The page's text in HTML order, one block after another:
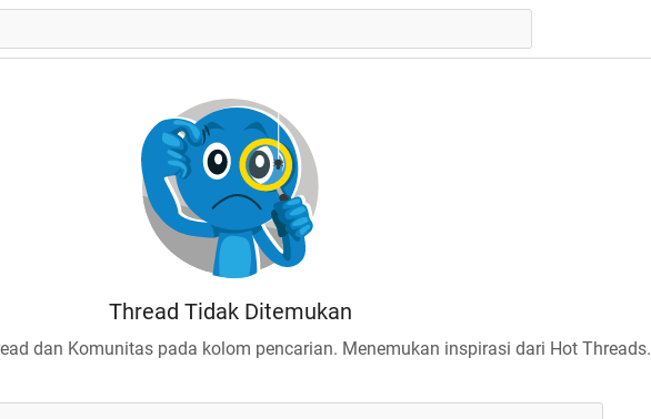
Thread Tidak Ditemukan
dan Komunitas pada kolom pencarian. Menemukan inspirasi dari Hot Threads.